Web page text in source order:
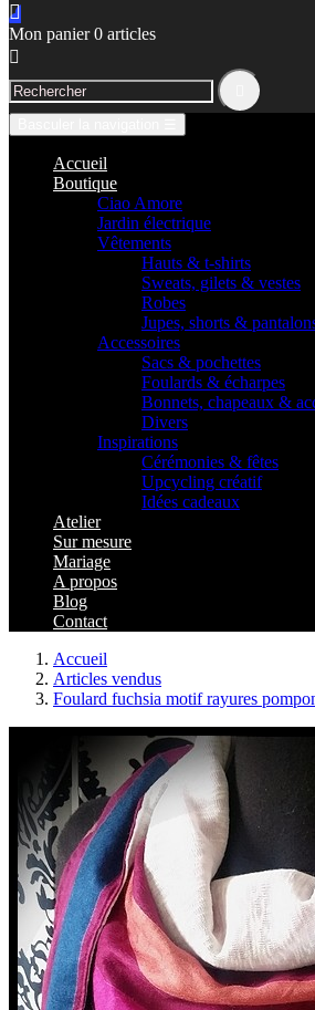

Mon panier 0 articles

Accueil
Boutique
Ciao Amore
Jardin électrique
Vêtements
Hauts & t-shirts
Sweats, gilets & vestes
Robes
Jupes, shorts &
Accessoires
Sacs & pochettes
Foulards & écharpes
Bonnets, chapeaux &
Divers
Inspirations
Cérémonies & fêtes
Upcycling créatif
Idées cadeaux
Atelier
Sur mesure
Mariage
A propos
Blog
Contact
Accueil
Articles vendus
Foulard fuchsia motif rayures